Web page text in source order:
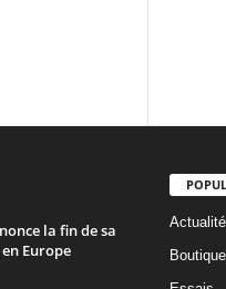
la fin de sa
Europe
Boutique